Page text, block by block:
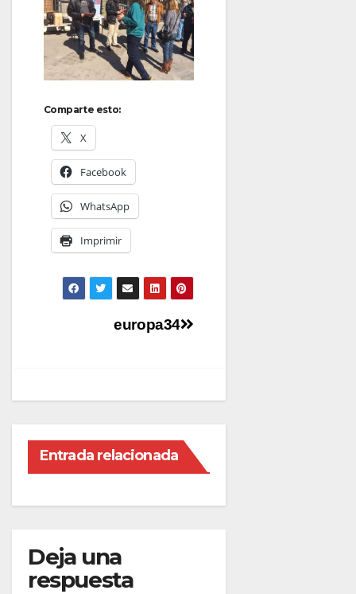
Comparte esto:
X
Facebook
WhatsApp
Imprimir
Navegación
europa34
Entrada relacionada
Deja una
respuesta